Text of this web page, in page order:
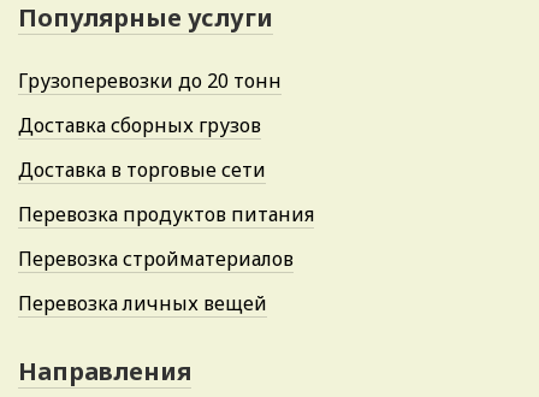
Популярные услуги
Грузоперевозки до 20 тонн
Доставка сборных грузов
Доставка в торговые сети
Перевозка продуктов питания
Перевозка стройматериалов
Перевозка личных вещей
Направления